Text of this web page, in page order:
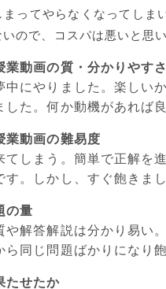
まってやらなくなってしま
いので、コスパは悪いと思
業動画の質・分かりやすさ
中にやりました。楽しい
した。何か動機があれば良
業動画の難易度
てしまう。簡単で正解を
す。しかし、すぐ飽きま
の量
や解答解説は分かり易い
ら同じ問題ばかりになり
たせたか